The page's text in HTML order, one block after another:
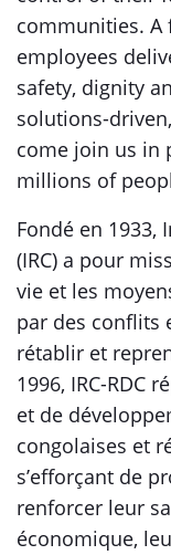
communities. A
employees
safety, dignity
solutions-
come join us in
millions of
Fondé en 1933,
(IRC) a pour
vie et les
par des conflits
rétablir et
1996, IRC-RDC
et de
congolaises et
s’efforçant de
renforcer leur
économique,